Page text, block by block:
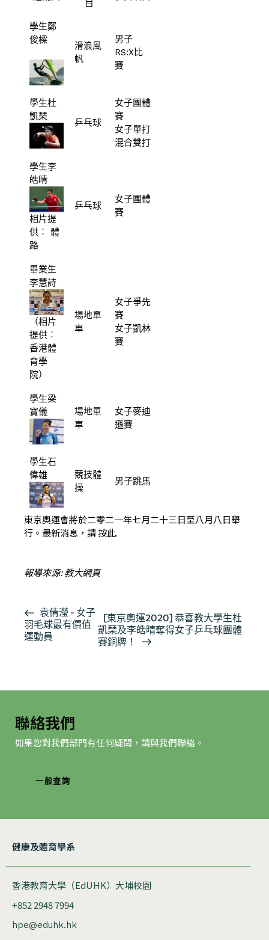
目
學生鄭
俊樑
滑浪風
帆
男子
RS:X比
賽
學生杜
凱琹
乒乓球
女子團體
賽
女子單打
混合雙打
學生李
皓晴
相片提
供︰ 體
路
乒乓球
女子團體
賽
畢業生
李慧詩
（相片
提供︰
香港體
育學
院）
場地單
車
女子爭先
賽
女子凱林
賽
學生梁
寶儀
場地單
車
女子麥迪
遜賽
學生石
偉雄
競技體
操
男子跳馬
東京奧運會將於二零二一年七月二十三日至八月八日舉
行。最新消息，請按此.
報導來源:教大網頁
活
動
导
袁倩瀅 - 女子
羽毛球最有價值
運動員
[東京奧運2020] 恭喜教大學生杜
凱琹及李皓晴奪得女子乒乓球團體
賽銅牌！
聯絡我們
如果您對我們部門有任何疑問，請與我們聯絡。
一般查詢
健康及體育學系
香港教育大學（EdUHK）大埔校園
+852 2948 7994
hpe@eduhk.hk